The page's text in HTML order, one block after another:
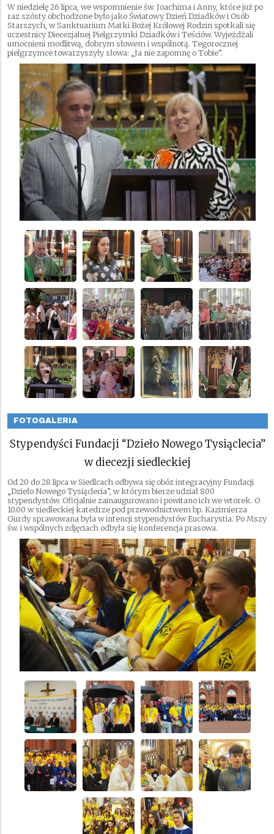
W niedzielę 26 lipca, we wspomnienie św. Joachima i Anny, które już po
raz szósty obchodzone było jako Światowy Dzień Dziadków i Osób
Starszych, w Sanktuarium Matki Bożej Królowej Rodzin spotkali się
uczestnicy Diecezjalnej Pielgrzymki Dziadków i Teściów. Wyjeżdżali
umocnieni modlitwą, dobrym słowem i wspólnotą. Tegorocznej
pielgrzymce towarzyszyły słowa: „Ja nie zapomnę o Tobie”.
FOTOGALERIA
Stypendyści Fundacji “Dzieło Nowego Tysiąclecia”
w diecezji siedleckiej
Od 20 do 28 lipca w Siedlcach odbywa się obóz integracyjny Fundacji
„Dzieło Nowego Tysiąclecia”, w którym bierze udział 800
stypendystów. Oficjalnie zainaugurowano i powitano ich we wtorek. O
10.00 w siedleckiej katedrze pod przewodnictwem bp. Kazimierza
Gurdy sprawowana była w intencji stypendystów Eucharystia. Po Mszy
św. i wspólnych zdjęciach odbyła się konferencja prasowa.